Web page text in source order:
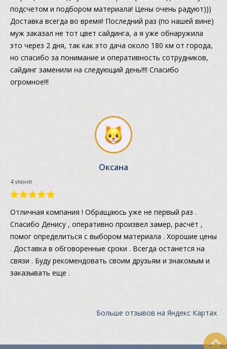
подсчетом и подбором материала! Цены очень радуют)))
Доставка всегда во время! Последний раз (по нашей вине)
муж заказал не тот цвет сайдинга, а я уже обнаружила
это через 2 дня, так как это дача около 180 км от города,
но спасибо за понимание и оперативность сотрудников,
сайдинг заменили на следующий день!!!! Спасибо
огромное!!!
Оксана
4 июня
Отличная компания ! Обращаюсь уже не первый раз .
Спасибо Денису , оперативно произвел замер, расчёт ,
помог определиться с выбором материала . Хорошие цены
. Доставка в обговоренные сроки . Всегда останется на
связи . Буду рекомендовать своим друзьям и знакомым и
заказывать еще .
Больше отзывов на Яндекс Картах